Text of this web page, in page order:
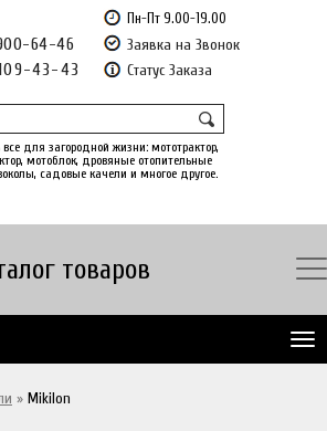
64-46
43-43
Пн-Пт 9.00-19.00
Заявка на Звонок
Статус Заказа
все для загородной жизни: мототрактор,
мотоблок, дровяные отопительные
садовые качели и многое другое.
товаров
» Mikilon